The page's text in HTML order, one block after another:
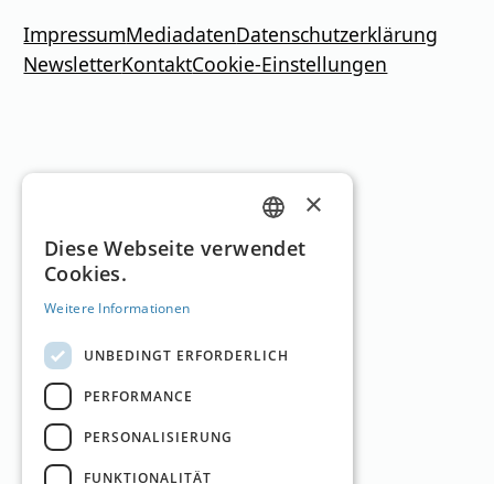
ImpressumMediadatenDatenschutzerklärung
NewsletterKontaktCookie-Einstellungen
GERMAN
×
Diese Webseite verwendet
Cookies.
Weitere Informationen
UNBEDINGT ERFORDERLICH
PERFORMANCE
PERSONALISIERUNG
FUNKTIONALITÄT